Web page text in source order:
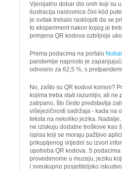
Vjerojatno dobar dio onih koji su
ilustracija naslovnice čini kōd
je ovitak trebalo rasklopiti da se
to eksperiment nakon kojeg je
primjena QR kodova ozbiljnije
Prema podacima na portalu
pandemije naprosto je
odnosno za 62,5 %, s
No, zašto su QR kodovi korisni?
kojima treba stati razumljiv, ali
zatrpano, što često predstavlja
višejezičnosti sadržaja - kada na
teksta na nekoliko jezika.
ne iziskuju dodatne troškove kao
ispisa koji se moraju pažljivo
prikupljenog vrijedni su izvori
upotreba QR kodova. S
provedenome u muzeju, jeziku
i sveukupno posjetiteljsko